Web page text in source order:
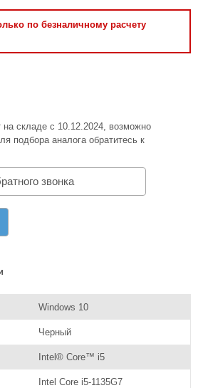
по безналичному расчету
на складе с 10.12.2024, возможно
подбора аналога обратитесь к
звонка
Windows 10
Черный
Intel® Core™ i5
Intel Core i5-1135G7